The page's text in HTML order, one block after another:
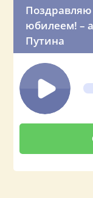
Поздравляю
юбилеем! –
Путина